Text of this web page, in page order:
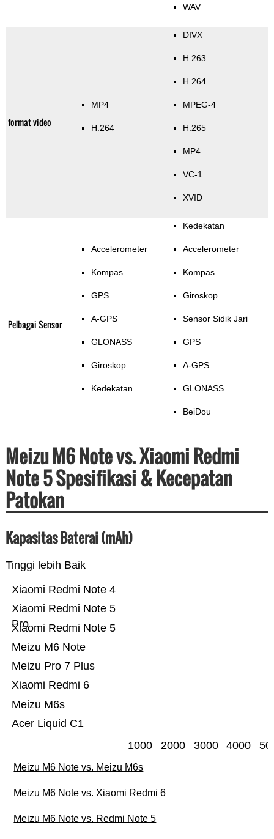
WAV
format video
MP4
H.264
DIVX
H.263
H.264
MPEG-4
H.265
MP4
VC-1
XVID
Pelbagai Sensor
Accelerometer
Kompas
GPS
A-GPS
GLONASS
Giroskop
Kedekatan
Kedekatan
Accelerometer
Kompas
Giroskop
Sensor Sidik Jari
GPS
A-GPS
GLONASS
BeiDou
Meizu M6 Note vs. Xiaomi Redmi
Note 5 Spesifikasi & Kecepatan
Patokan
Kapasitas Baterai (mAh)
Tinggi lebih Baik
Acer Liquid C1
Meizu M6s
Xiaomi Redmi 6
Meizu Pro 7 Plus
Meizu M6 Note
Xiaomi Redmi Note 5
Xiaomi Redmi Note 5
Pro
Xiaomi Redmi Note 4
1000 2000 3000 4000
Meizu M6 Note vs. Meizu M6s
Meizu M6 Note vs. Xiaomi Redmi 6
Meizu M6 Note vs. Redmi Note 5